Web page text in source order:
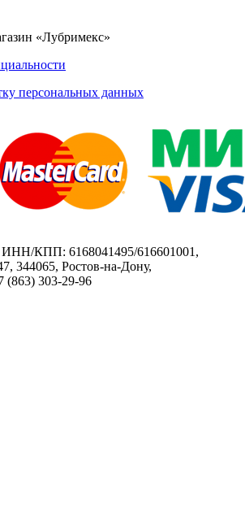
«Лубримекс»
персональных данных
КПП: 6168041495/616601001,
344065, Ростов-на-Дону,
(863) 303-29-96